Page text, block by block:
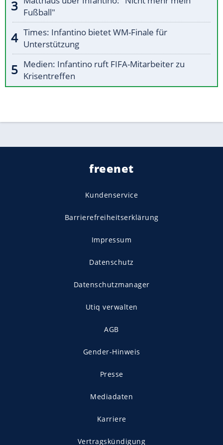
Fußball"
Times: Infantino bietet WM-Finale für
Unterstützung
Medien: Infantino ruft FIFA-Mitarbeiter zu
Krisentreffen
freenet
Kundenservice
Barrierefreiheitserklärung
Impressum
Datenschutz
Datenschutzmanager
Utiq verwalten
AGB
Gender-Hinweis
Presse
Mediadaten
Karriere
Vertragskündigung